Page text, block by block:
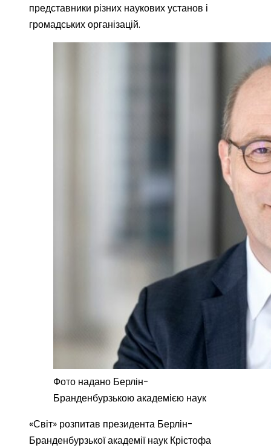
представники різних наукових установ і
громадських організацій.
Фото надано Берлін-
Бранденбурзькою академією наук
«Світ» розпитав президента Берлін-
Бранденбурзької академії наук Крістофа